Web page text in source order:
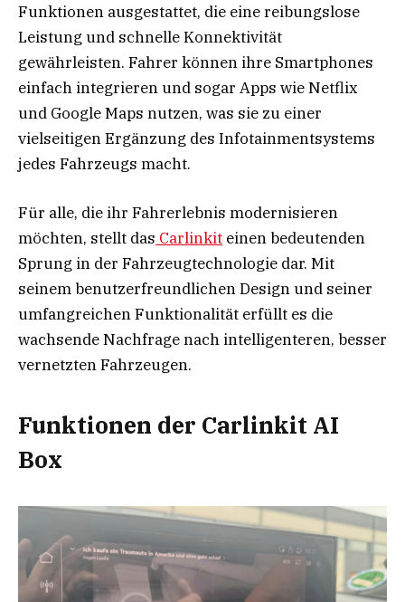
Funktionen ausgestattet, die eine reibungslose
Leistung und schnelle Konnektivität
gewährleisten. Fahrer können ihre Smartphones
einfach integrieren und sogar Apps wie Netflix
und Google Maps nutzen, was sie zu einer
vielseitigen Ergänzung des Infotainmentsystems
jedes Fahrzeugs macht.
Für alle, die ihr Fahrerlebnis modernisieren
möchten, stellt das Carlinkit einen bedeutenden
Sprung in der Fahrzeugtechnologie dar. Mit
seinem benutzerfreundlichen Design und seiner
umfangreichen Funktionalität erfüllt es die
wachsende Nachfrage nach intelligenteren, besser
vernetzten Fahrzeugen.
Funktionen der Carlinkit AI
Box